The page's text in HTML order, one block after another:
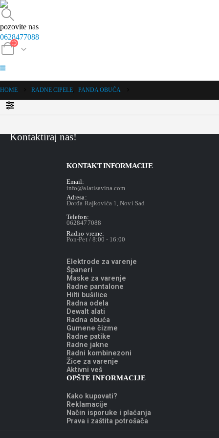
pozovite nas
0628477088
HOME RADNE CIPELE PANDA OBUĆA
Kontaktiraj nas!
KONTAKT INFORMACIJE
Email:
info@alatisavina.com
Adresa:
Đorđa Rajkovića 1, Novi Sad
Telefon:
0628477088
Radno vreme:
Pon-Pet / 8:00 - 16:00
Elektrode za varenje
Španeri
Maske za varenje
Radne pantalone
Hilti bušilice
Radna odela
Dewalt alati
Radna obuća
Gumene čizme
Radne patike
Radne jakne
Radni kombinezoni
Žice za varenje
Aktivni veš
OPŠTE INFORMACIJE
Kako kupovati?
Reklamacije
Način isporuke i plaćanja
Prava i zaštita potrošača